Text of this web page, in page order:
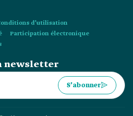
d’utilisation
Participation électronique
newsletter
S’abonner